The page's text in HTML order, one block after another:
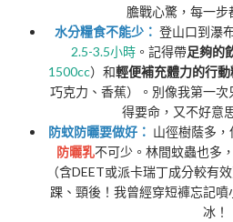
膽戰心驚，每一步
水分糧食不能少： 登山口到瀑
2.5-3.5小時。記得帶足夠的
1500cc）和輕便補充體力的行動
巧克力、香蕉）。別像我第一
得要命，又不好意
防蚊防曬要做好： 山徑樹蔭多，
防曬乳不可少。林間蚊蟲也多
（含DEET或派卡瑞丁成分較有
踝、頸後！我曾經穿短褲忘記
冰！